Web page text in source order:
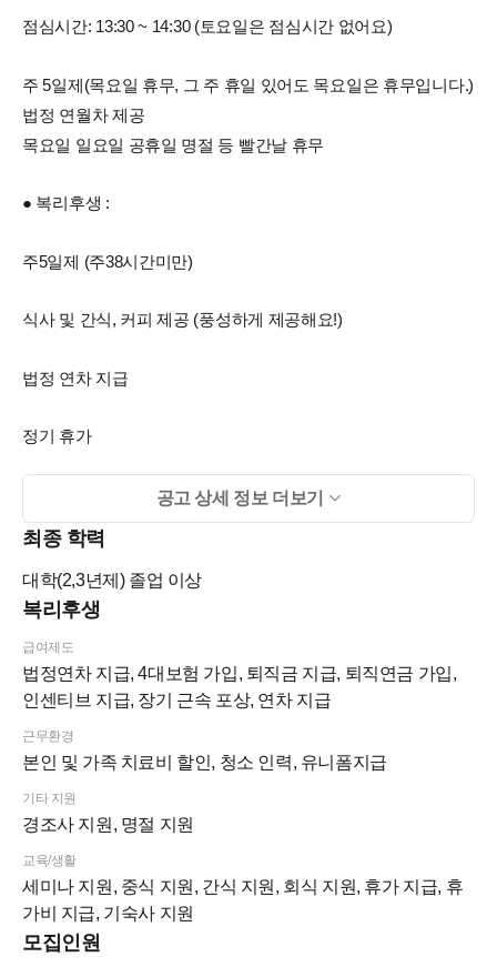
점심시간: 13:30 ~ 14:30 (토요일은 점심시간 없어요)
주 5일제(목요일 휴무, 그 주 휴일 있어도 목요일은 휴무입니다.)
법정 연월차 제공
목요일 일요일 공휴일 명절 등 빨간날 휴무
● 복리후생 :
주5일제 (주38시간미만)
식사 및 간식, 커피 제공 (풍성하게 제공해요!)
법정 연차 지급
정기 휴가
출산휴가 및 육아휴직 가능
자기계발비 지원(세미나)
인센티브
장기 근속시 포상 및 휴가
생일축하 케이크 및 축하금 지급
전직원 치위생사로 구성
공고 상세 정보 더보기
최종 학력
대학(2,3년제)졸업 이상
복리후생
급여제도
법정연차 지급, 4대보험 가입, 퇴직금 지급, 퇴직연금 가입,
인센티브 지급, 장기 근속 포상, 연차 지급
근무환경
본인 및 가족 치료비 할인, 청소 인력, 유니폼지급
기타 지원
경조사 지원, 명절 지원
교육/생활
세미나 지원, 중식 지원, 간식 지원, 회식 지원, 휴가 지급, 휴
가비 지급, 기숙사 지원
모집인원